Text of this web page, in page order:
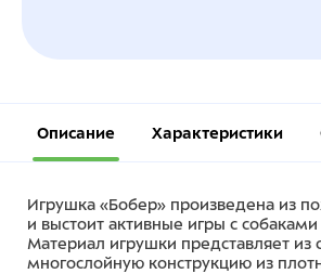
Описание Характеристики
Игрушка «Бобер» произведена из
и выстоит активные игры с
Материал игрушки представляет из
многослойную конструкцию из